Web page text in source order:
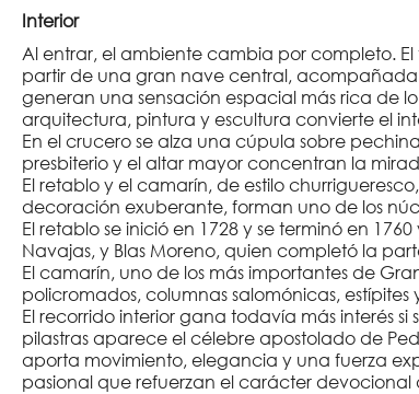
Interior
Al entrar, el ambiente cambia por completo.
partir de una gran nave central, acompañada
generan una sensación espacial más rica de
arquitectura, pintura y escultura convierte el
En el crucero se alza una cúpula sobre
presbiterio y el altar mayor concentran la
El retablo y el camarín, de estilo
decoración exuberante, forman uno de los
El retablo se inició en 1728 y se terminó en
Navajas, y Blas Moreno, quien completó la
El camarín, uno de los más importantes de
policromados, columnas salomónicas,
El recorrido interior gana todavía más interés si
pilastras aparece el célebre apostolado de
aporta movimiento, elegancia y una fuerza
pasional que refuerzan el carácter